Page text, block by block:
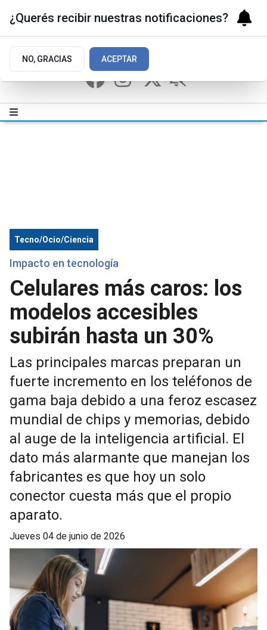
Tecno/Ocio/Ciencia
Impacto en tecnología
Celulares más caros: los
modelos accesibles
subirán hasta un 30%
Las principales marcas preparan un
fuerte incremento en los teléfonos de
gama baja debido a una feroz escasez
mundial de chips y memorias, debido
al auge de la inteligencia artificial. El
dato más alarmante que manejan los
fabricantes es que hoy un solo
conector cuesta más que el propio
aparato.
jueves 04 de junio de 2026
¿Querés recibir nuestras notificaciones?
NO, GRACIAS ACEPTAR